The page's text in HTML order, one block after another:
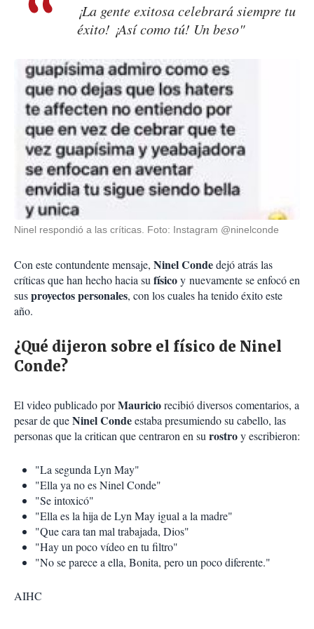
¡La gente exitosa celebrará siempre tu
éxito! ¡Así como tú! Un beso"
Ninel respondió a las críticas. Foto: Instagram @ninelconde
Con este contundente mensaje, Ninel Condedejó atrás las
críticas que han hecho hacia sufísicoy nuevamente se enfocó en
susproyectos personales, con los cuales ha tenido éxito este
año.
¿Qué dijeron sobre el físico de Ninel
Conde?
El video publicado porMauriciorecibió diversos comentarios, a
pesar de queNinelCondeestaba presumiendo su cabello, las
personas que la critican que centraron en surostroy escribieron:
"La segunda Lyn May"
"Ella ya no es Ninel Conde"
"Se intoxicó"
"Ella es la hija de Lyn May igual a la madre"
"Que cara tan mal trabajada, Dios"
"Hay un poco vídeo en tu filtro"
"No se parece a ella, Bonita, pero un poco diferente."
AIHC